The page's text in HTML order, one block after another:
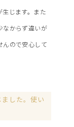
じます。また
なからず違いが
んので安心して
した。使い